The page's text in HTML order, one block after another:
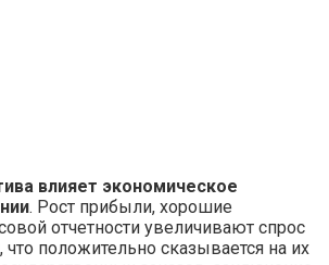
влияет экономическое
. Рост прибыли, хорошие
отчетности увеличивают спрос
положительно сказывается на их